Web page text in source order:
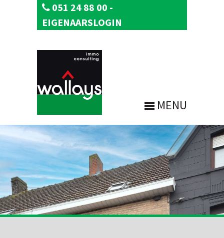
051 24 88 00 -
EIGENAARSLOGIN
MENU